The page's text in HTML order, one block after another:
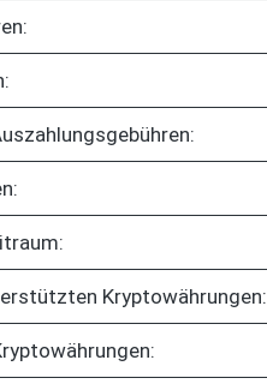
Kryptowährungen: